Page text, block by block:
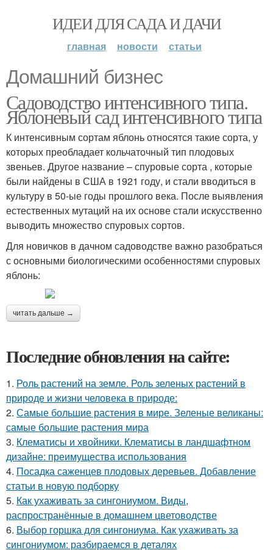
ИДЕИ ДЛЯ САДА И ДАЧИ
главная новости статьи
Домашний бизнес
Садоводство интенсивного типа.
Яблоневый сад интенсивного типа
К интенсивным сортам яблонь относятся такие сорта, у
которых преобладает кольчаточный тип плодовых
звеньев. Другое название – спуровые сорта , которые
были найдены в США в 1921 году, и стали вводиться в
культуру в 50-ые годы прошлого века. После выявления
естественных мутаций на их основе стали искусственно
выводить множество спуровых сортов.
Для новичков в дачном садоводстве важно разобраться
с основными биологическими особенностями спуровых
яблонь:
читать дальше →
Последние обновления на сайте:
1. Роль растений на земле. Роль зеленых растений в
природе и жизни человека в природе:
2. Самые большие растения в мире. Зеленые великаны:
самые большие растения мира
3. Клематисы и хвойники. Клематисы в ландшафтном
дизайне: преимущества использования
4. Посадка саженцев плодовых деревьев. Добавление
статьи в новую подборку
5. Как ухаживать за сингониумом. Виды,
распространённые в домашнем цветоводстве
6. Выбор горшка для сингониума. Как ухаживать за
сингониумом: разбираемся в деталях